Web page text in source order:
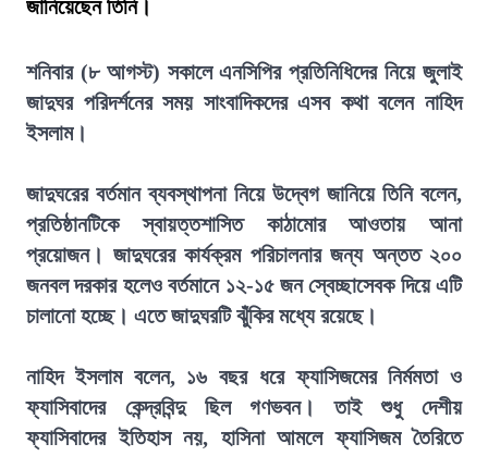
জানিয়েছেন তিনি।
শনিবার (৮ আগস্ট) সকালে এনসিপির প্রতিনিধিদের নিয়ে জুলাই
জাদুঘর পরিদর্শনের সময় সাংবাদিকদের এসব কথা বলেন নাহিদ
ইসলাম।
জাদুঘরের বর্তমান ব্যবস্থাপনা নিয়ে উদ্বেগ জানিয়ে তিনি বলেন,
প্রতিষ্ঠানটিকে স্বায়ত্তশাসিত কাঠামোর আওতায় আনা
প্রয়োজন। জাদুঘরের কার্যক্রম পরিচালনার জন্য অন্তত ২০০
জনবল দরকার হলেও বর্তমানে ১২-১৫ জন স্বেচ্ছাসেবক দিয়ে এটি
চালানো হচ্ছে। এতে জাদুঘরটি ঝুঁকির মধ্যে রয়েছে।
নাহিদ ইসলাম বলেন, ১৬ বছর ধরে ফ্যাসিজমের নির্মমতা ও
ফ্যাসিবাদের কেন্দ্রবিন্দু ছিল গণভবন। তাই শুধু দেশীয়
ফ্যাসিবাদের ইতিহাস নয়, হাসিনা আমলে ফ্যাসিজম তৈরিতে